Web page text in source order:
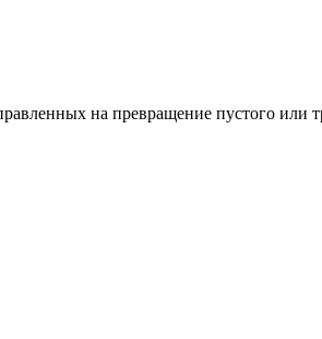
на превращение пустого